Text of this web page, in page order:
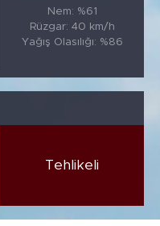
Nem: %61
Rüzgar: 40 km/h
Yağış Olasılığı: %86
Tehlikeli